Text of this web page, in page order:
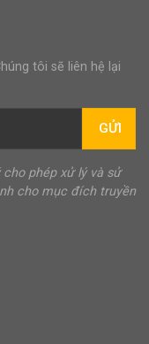
tôi sẽ liên hệ lại
GỬI
phép xử lý và sử
cho mục đích truyền